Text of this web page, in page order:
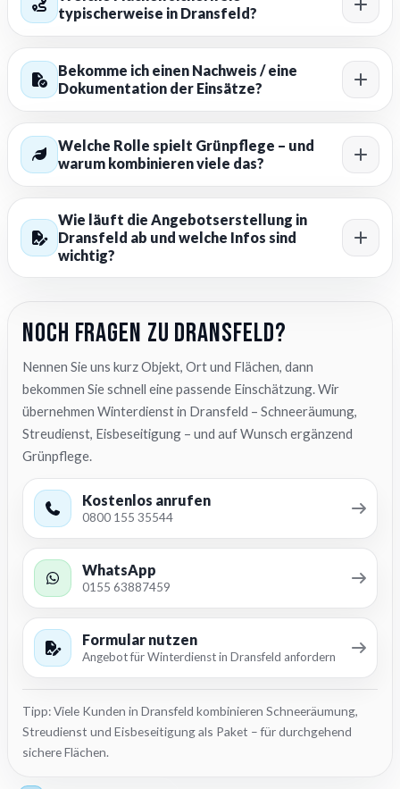
typischerweise in Dransfeld?
Bekomme ich einen Nachweis / eine
Dokumentation der Einsätze?
Welche Rolle spielt Grünpflege – und
warum kombinieren viele das?
Wie läuft die Angebotserstellung in
Dransfeld ab und welche Infos sind
wichtig?
Noch Fragen zu Dransfeld?
Nennen Sie uns kurz Objekt, Ort und Flächen, dann
bekommen Sie schnell eine passende Einschätzung. Wir
übernehmen Winterdienst in Dransfeld – Schneeräumung,
Streudienst, Eisbeseitigung – und auf Wunsch ergänzend
Grünpflege.
Kostenlos anrufen
0800 155 35544
WhatsApp
0155 63887459
Formular nutzen
Angebot für Winterdienst in Dransfeld anfordern
Tipp: Viele Kunden in Dransfeld kombinieren Schneeräumung,
Streudienst und Eisbeseitigung als Paket – für durchgehend
sichere Flächen.